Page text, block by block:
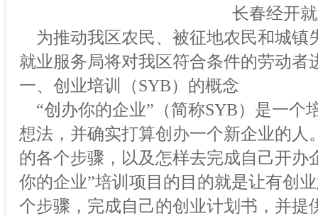
长春经开就业服务局
为推动我区农民、被征地农民和城镇
就业服务局将对我区符合条件的劳动
一、创业培训（SYB）的概念
“创办你的企业”（简称SYB）是一个
想法，并确实打算创办一个新企业的
的各个步骤，以及怎样去完成自己开办
你的企业”培训项目的目的就是让有创
个步骤，完成自己的创业计划书，并